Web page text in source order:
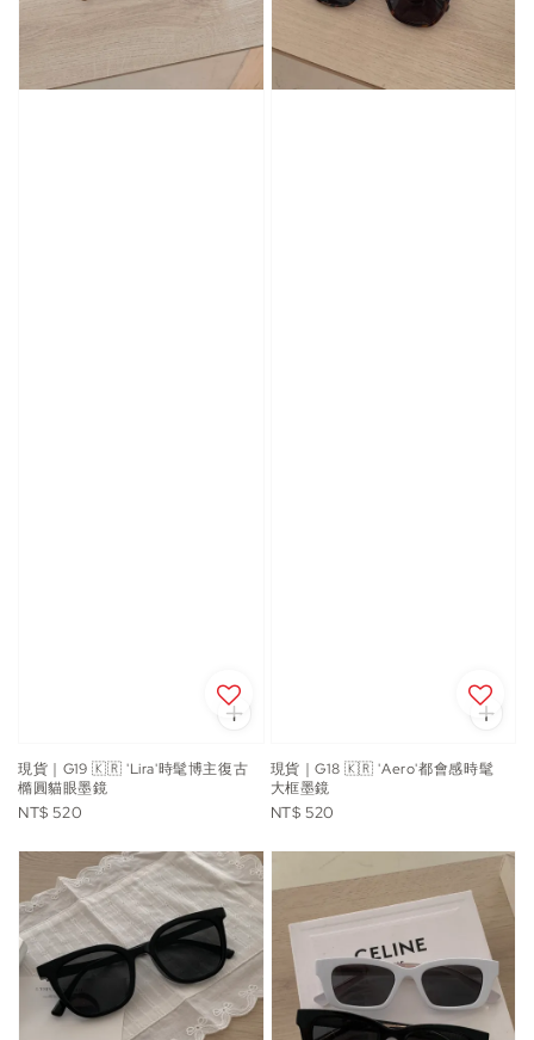
現貨｜G19 🇰🇷 'Lira'時髦博主復古
橢圓貓眼墨鏡
Regular
NT$ 520
現貨｜G18 🇰🇷 'Aero'都會感時髦
大框墨鏡
Regular
NT$ 520